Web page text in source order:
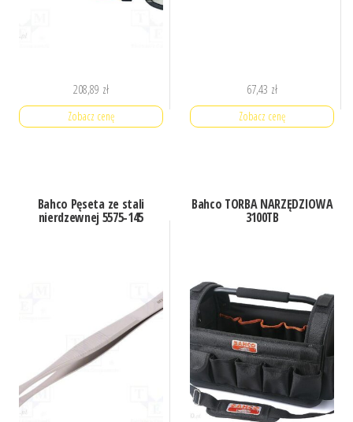
208,89 zł
Zobacz cenę
67,43 zł
Zobacz cenę
Bahco Pęseta ze stali
nierdzewnej 5575-145
Bahco TORBA NARZĘDZIOWA
3100TB